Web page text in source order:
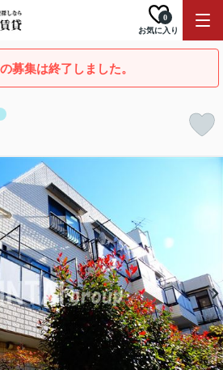
お気に入り
0
募集は終了しました。